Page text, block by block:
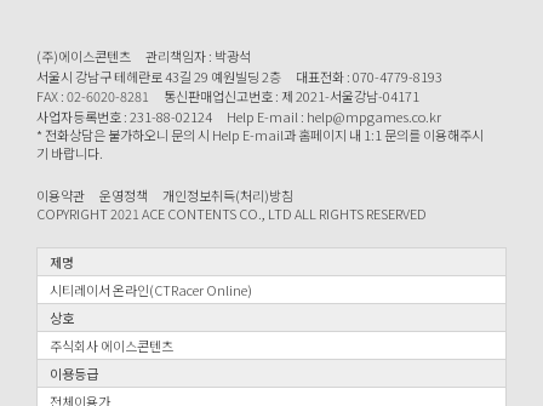
(주)에이스콘텐츠
관리책임자 : 박광석
서울시 강남구 테헤란로 43길 29 예원빌딩 2층
대표전화 : 070-4779-8193
FAX : 02-6020-8281
통신판매업신고번호 : 제 2021-서울강남-04171
사업자등록번호 : 231-88-02124
Help E-mail : help@mpgames.co.kr
* 전화상담은 불가하오니 문의 시 Help E-mail과 홈페이지 내 1:1 문의를 이용해주시
기 바랍니다.
이용약관 운영정책
개인정보취득(처리)방침
COPYRIGHT 2021 ACE CONTENTS CO., LTD ALL RIGHTS RESERVED
제명
시티레이서 온라인(CTRacer Online)
상호
주식회사 에이스콘텐츠
이용등급
전체이용가